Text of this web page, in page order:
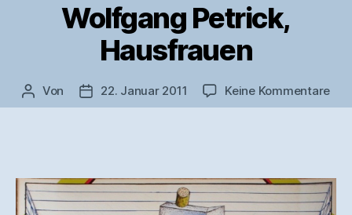
Wolfgang Petrick,
Hausfrauen
Beitragsautor
Von Veröffentlichungsdatum
22. Januar 2011 Keine Kommentarezu